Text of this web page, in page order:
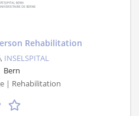
Rehabilitation
INSELSPITAL
Bern
| Rehabilitation